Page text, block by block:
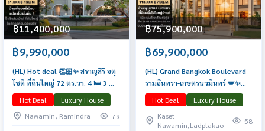
฿11,400,000
฿9,990,000
(HL) Hot deal 👏🏻✨ สราญสิริ จตุ
โชติ ที่ดินใหญ่ 72 ตร.วา. 4 🛏️ 3 🛁
2 🚘 ติดต่อฝ่ายขาย 065-6956939
(ลูกเกด)
Hot Deal
Luxury House
Nawamin, Ramindra
79
฿75,900,000
฿69,900,000
(HL) Grand Bangkok Boulevard
รามอินทรา-เกษตรนวมินทร์ 🪽✨
591 ตร.ม. ที่ดินครึ่งไร่ 5 นอน 6 น้ำ
5 จอด นัดชมบ้าน 065-6956939
(ลูกเกด)
Hot Deal
Luxury House
Kaset
Nawamin,Ladplakao
58